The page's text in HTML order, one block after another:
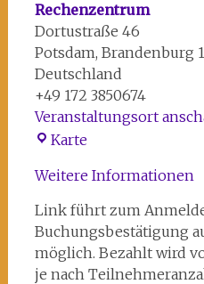
Rechenzentrum
Dortustraße 46
Potsdam, Brandenburg
Deutschland
+49 172 3850674
Veranstaltungsort
KarteAtelier
im
Kunst-
und
Kreativhaus
Rechenzentrum
Weitere Informationen
Link führt zum
Buchungsbestätigung
möglich. Bezahlt wird
je nach